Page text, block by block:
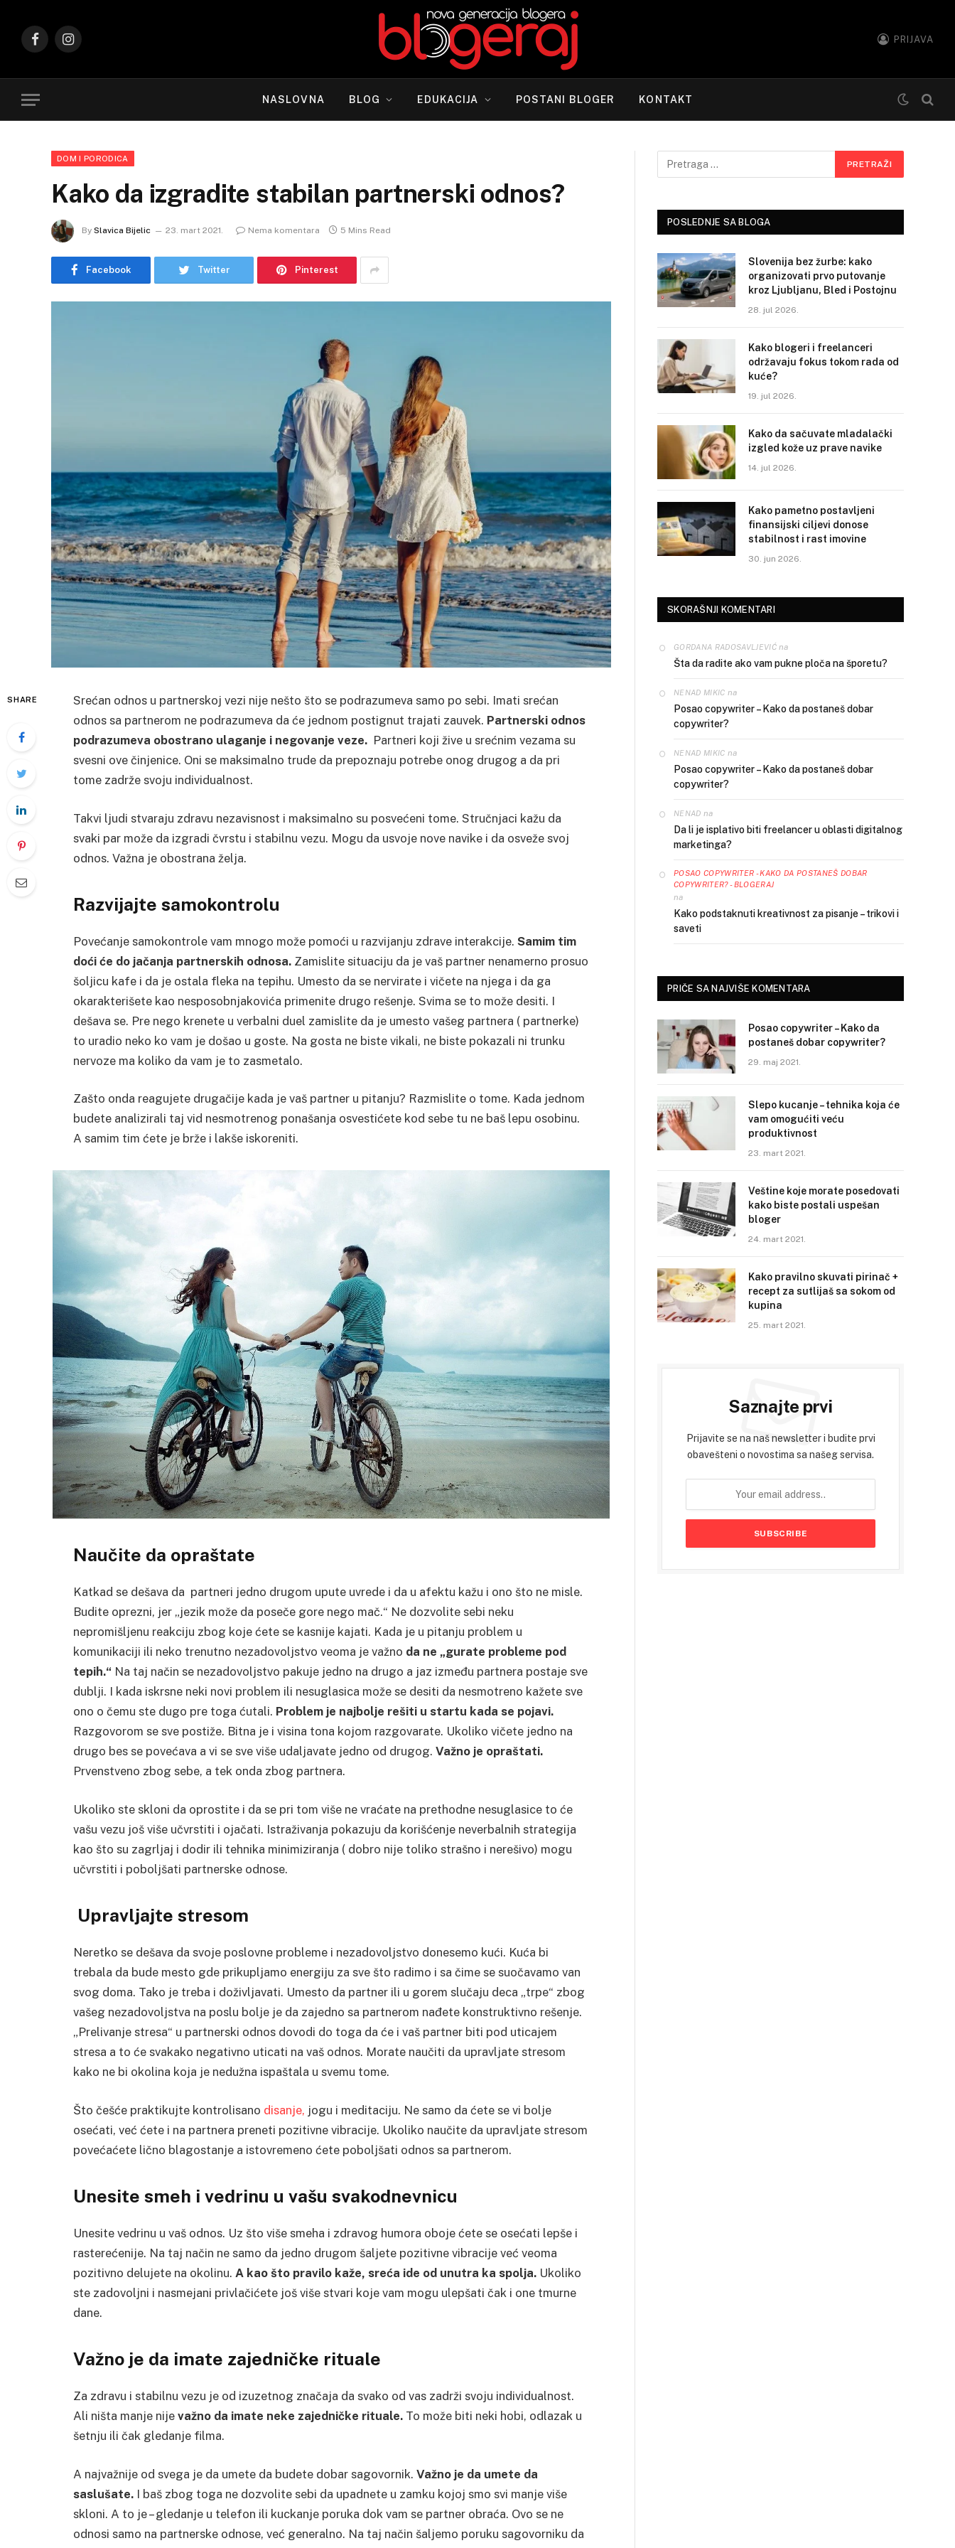
FacebookInstagram
PRIJAVA
NASLOVNA BLOG EDUKACIJA POSTANI BLOGER KONTAKT
DOM I PORODICA
Kako da izgradite stabilan partnerski odnos?
By Slavica Bijelic 23. mart 2021. Nema komentara 5 Mins Read
Facebook Twitter Pinterest
SHARE
Srećan odnos u partnerskoj vezi nije nešto što se podrazumeva samo po sebi. Imati srećan
odnos sa partnerom ne podrazumeva da će jednom postignut trajati zauvek. Partnerski odnos
podrazumeva obostrano ulaganje i negovanje veze. Partneri koji žive u srećnim vezama su
svesni ove činjenice. Oni se maksimalno trude da prepoznaju potrebe onog drugog a da pri
tome zadrže svoju individualnost.
Takvi ljudi stvaraju zdravu nezavisnost i maksimalno su posvećeni tome. Stručnjaci kažu da
svaki par može da izgradi čvrstu i stabilnu vezu. Mogu da usvoje nove navike i da osveže svoj
odnos. Važna je obostrana želja.
Razvijajte samokontrolu
Povećanje samokontrole vam mnogo može pomoći u razvijanju zdrave interakcije. Samim tim
doći će do jačanja partnerskih odnosa. Zamislite situaciju da je vaš partner nenamerno prosuo
šoljicu kafe i da je ostala fleka na tepihu. Umesto da se nervirate i vičete na njega i da ga
okarakterišete kao nesposobnjakovića primenite drugo rešenje. Svima se to može desiti. I
dešava se. Pre nego krenete u verbalni duel zamislite da je umesto vašeg partnera ( partnerke)
to uradio neko ko vam je došao u goste. Na gosta ne biste vikali, ne biste pokazali ni trunku
nervoze ma koliko da vam je to zasmetalo.
Zašto onda reagujete drugačije kada je vaš partner u pitanju? Razmislite o tome. Kada jednom
budete analizirali taj vid nesmotrenog ponašanja osvestićete kod sebe tu ne baš lepu osobinu.
A samim tim ćete je brže i lakše iskoreniti.
Naučite da opraštate
Katkad se dešava da partneri jedno drugom upute uvrede i da u afektu kažu i ono što ne misle.
Budite oprezni, jer „jezik može da poseče gore nego mač.“ Ne dozvolite sebi neku
nepromišljenu reakciju zbog koje ćete se kasnije kajati. Kada je u pitanju problem u
komunikaciji ili neko trenutno nezadovoljstvo veoma je važno da ne „gurate probleme pod
tepih.“ Na taj način se nezadovoljstvo pakuje jedno na drugo a jaz između partnera postaje sve
dublji. I kada iskrsne neki novi problem ili nesuglasica može se desiti da nesmotreno kažete sve
ono o čemu ste dugo pre toga ćutali. Problem je najbolje rešiti u startu kada se pojavi.
Razgovorom se sve postiže. Bitna je i visina tona kojom razgovarate. Ukoliko vičete jedno na
drugo bes se povećava a vi se sve više udaljavate jedno od drugog. Važno je opraštati.
Prvenstveno zbog sebe, a tek onda zbog partnera.
Ukoliko ste skloni da oprostite i da se pri tom više ne vraćate na prethodne nesuglasice to će
vašu vezu još više učvrstiti i ojačati. Istraživanja pokazuju da korišćenje neverbalnih strategija
kao što su zagrljaj i dodir ili tehnika minimiziranja ( dobro nije toliko strašno i nerešivo) mogu
učvrstiti i poboljšati partnerske odnose.
Upravljajte stresom
Neretko se dešava da svoje poslovne probleme i nezadovoljstvo donesemo kući. Kuća bi
trebala da bude mesto gde prikupljamo energiju za sve što radimo i sa čime se suočavamo van
svog doma. Tako je treba i doživljavati. Umesto da partner ili u gorem slučaju deca „trpe“ zbog
vašeg nezadovoljstva na poslu bolje je da zajedno sa partnerom nađete konstruktivno rešenje.
„Prelivanje stresa“ u partnerski odnos dovodi do toga da će i vaš partner biti pod uticajem
stresa a to će svakako negativno uticati na vaš odnos. Morate naučiti da upravljate stresom
kako ne bi okolina koja je nedužna ispaštala u svemu tome.
Što češće praktikujte kontrolisano disanje, jogu i meditaciju. Ne samo da ćete se vi bolje
osećati, već ćete i na partnera preneti pozitivne vibracije. Ukoliko naučite da upravljate stresom
povećaćete lično blagostanje a istovremeno ćete poboljšati odnos sa partnerom.
Unesite smeh i vedrinu u vašu svakodnevnicu
Unesite vedrinu u vaš odnos. Uz što više smeha i zdravog humora oboje ćete se osećati lepše i
rasterećenije. Na taj način ne samo da jedno drugom šaljete pozitivne vibracije već veoma
pozitivno delujete na okolinu. A kao što pravilo kaže, sreća ide od unutra ka spolja. Ukoliko
ste zadovoljni i nasmejani privlačićete još više stvari koje vam mogu ulepšati čak i one tmurne
dane.
Važno je da imate zajedničke rituale
Za zdravu i stabilnu vezu je od izuzetnog značaja da svako od vas zadrži svoju individualnost.
Ali ništa manje nije važno da imate neke zajedničke rituale. To može biti neki hobi, odlazak u
šetnju ili čak gledanje filma.
A najvažnije od svega je da umete da budete dobar sagovornik. Važno je da umete da
saslušate. I baš zbog toga ne dozvolite sebi da upadnete u zamku kojoj smo svi manje više
skloni. A to je – gledanje u telefon ili kuckanje poruka dok vam se partner obraća. Ovo se ne
odnosi samo na partnerske odnose, već generalno. Na taj način šaljemo poruku sagovorniku da
POSLEDNJE SA BLOGA
Slovenija bez žurbe: kako
organizovati prvo putovanje
kroz Ljubljanu, Bled i Postojnu
28. jul 2026.
Kako blogeri i freelanceri
održavaju fokus tokom rada od
kuće?
19. jul 2026.
Kako da sačuvate mladalački
izgled kože uz prave navike
14. jul 2026.
Kako pametno postavljeni
finansijski ciljevi donose
stabilnost i rast imovine
30. jun 2026.
SKORAŠNJI KOMENTARI
GORDANA RADOSAVLJEVIĆna
Šta da radite ako vam pukne ploča na šporetu?
NENAD MIKIC na
Posao copywriter – Kako da postaneš dobar
copywriter?
NENAD MIKIC na
Posao copywriter – Kako da postaneš dobar
copywriter?
NENAD na
Da li je isplativo biti freelancer u oblasti digitalnog
marketinga?
POSAO COPYWRITER - KAKO DA POSTANEŠ DOBAR
COPYWRITER? - BLOGERAJ
na
Kako podstaknuti kreativnost za pisanje – trikovi i
saveti
PRIČE SA NAJVIŠE KOMENTARA
Posao copywriter – Kako da
postaneš dobar copywriter?
29. maj 2021.
Slepo kucanje – tehnika koja će
vam omogućiti veću
produktivnost
23. mart 2021.
Veštine koje morate posedovati
kako biste postali uspešan
bloger
24. mart 2021.
Kako pravilno skuvati pirinač +
recept za sutlijaš sa sokom od
kupina
25. mart 2021.
Saznajte prvi
Prijavite se na naš newsletter i budite prvi
obavešteni o novostima sa našeg servisa.